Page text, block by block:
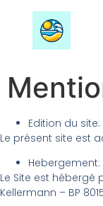
Edition du site:
Le présent site est
Hebergement:
Le Site est hébergé
Kellermann – BP